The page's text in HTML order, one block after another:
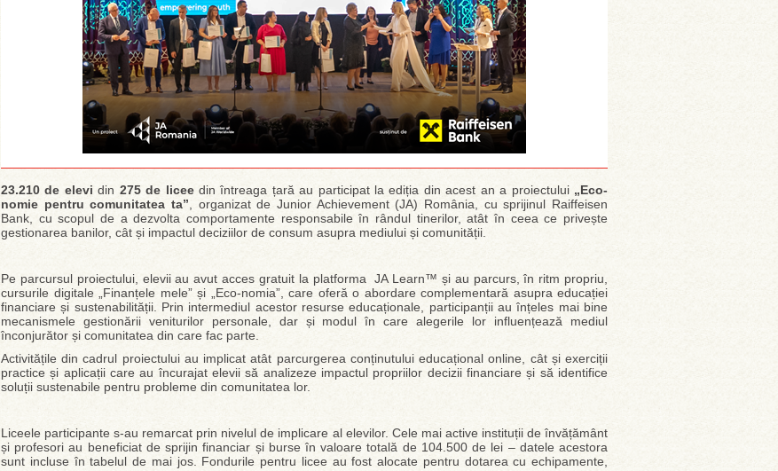
23.210 de elevi din 275 de liceedin întreaga țară au participat la ediția din acest an a proiectului „Eco-
nomie pentru comunitatea ta” , organizat de Junior Achievement (JA) România, cu sprijinul Raiffeisen
Bank, cu scopul de a dezvolta comportamente responsabile în rândul tinerilor, atât în ceea ce privește
gestionarea banilor, cât și impactul deciziilor de consum asupra mediului și comunității.
Pe parcursul proiectului, elevii au avut acces gratuit la platforma JA Learn™ și au parcurs, în ritm propriu,
cursurile digitale „Finanțele mele” și „Eco-nomia”, care oferă o abordare complementară asupra educației
financiare și sustenabilității. Prin intermediul acestor resurse educaționale, participanții au înțeles mai bine
mecanismele gestionării veniturilor personale, dar și modul în care alegerile lor influențează mediul
înconjurător și comunitatea din care fac parte.
Activitățile din cadrul proiectului au implicat atât parcurgerea conținutului educațional online, cât și exerciții
practice și aplicații care au încurajat elevii să analizeze impactul propriilor decizii financiare și să identifice
soluții sustenabile pentru probleme din comunitatea lor.
Liceele participante s-au remarcat prin nivelul de implicare al elevilor. Cele mai active instituții de învățământ
și profesori au beneficiat de sprijin financiar și burse în valoare totală de 104.500 de lei – datele acestora
sunt incluse în tabelul de mai jos. Fondurile pentru licee au fost alocate pentru dotarea cu echipamente,